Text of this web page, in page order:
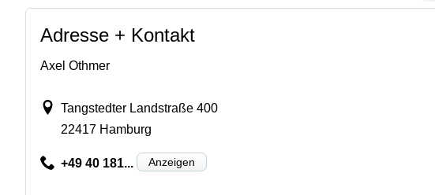
Adresse + Kontakt
Axel Othmer
Tangstedter Landstraße 400
22417 Hamburg
+49 40 181... Anzeigen